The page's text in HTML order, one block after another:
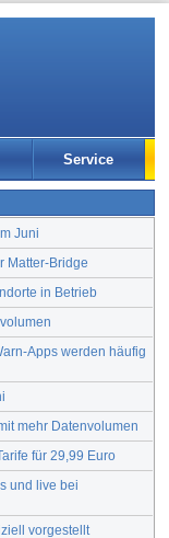
Service
Juni
Matter-Bridge
in Betrieb
Apps werden häufig
mehr Datenvolumen
für 29,99 Euro
und live bei
vorgestellt